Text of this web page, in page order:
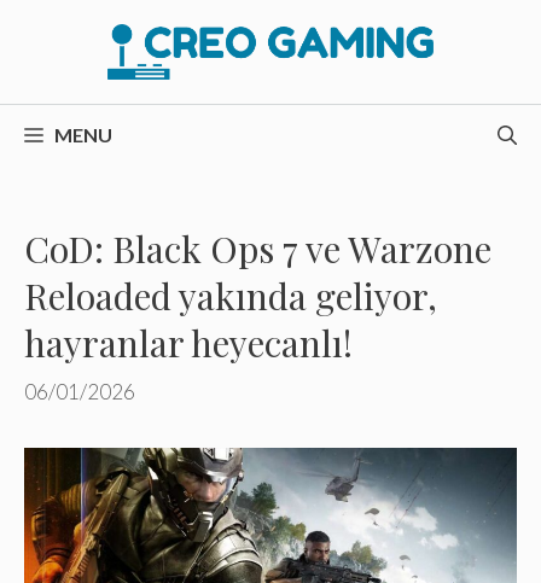
MENU
CoD: Black Ops 7 ve Warzone
Reloaded yakında geliyor,
hayranlar heyecanlı!
06/01/2026